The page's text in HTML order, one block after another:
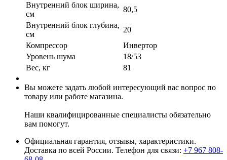
Внутренний блок ширина,
см
80,5
Внутренний блок глубина,
см
20
Компрессор
Инвертор
Уровень шума
18/53
Вес, кг
81
Вы можете задать любой интересующий вас вопрос по
товару или работе магазина.
Наши квалифицированные специалисты обязательно
вам помогут.
Официальная гарантия, отзывы, характеристики.
Доставка по всей России. Телефон для связи: +7 967 808-